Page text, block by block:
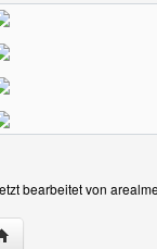
bearbeitet von
dieses